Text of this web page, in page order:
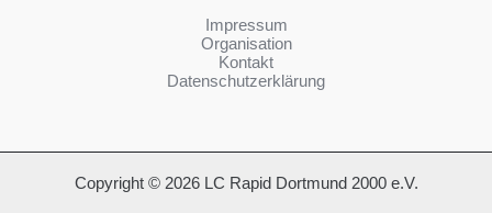
Impressum
Organisation
Kontakt
Datenschutzerklärung
Copyright © 2026 LC Rapid Dortmund 2000 e.V.